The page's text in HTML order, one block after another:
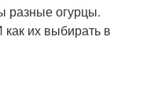
разные огурцы.
их выбирать в